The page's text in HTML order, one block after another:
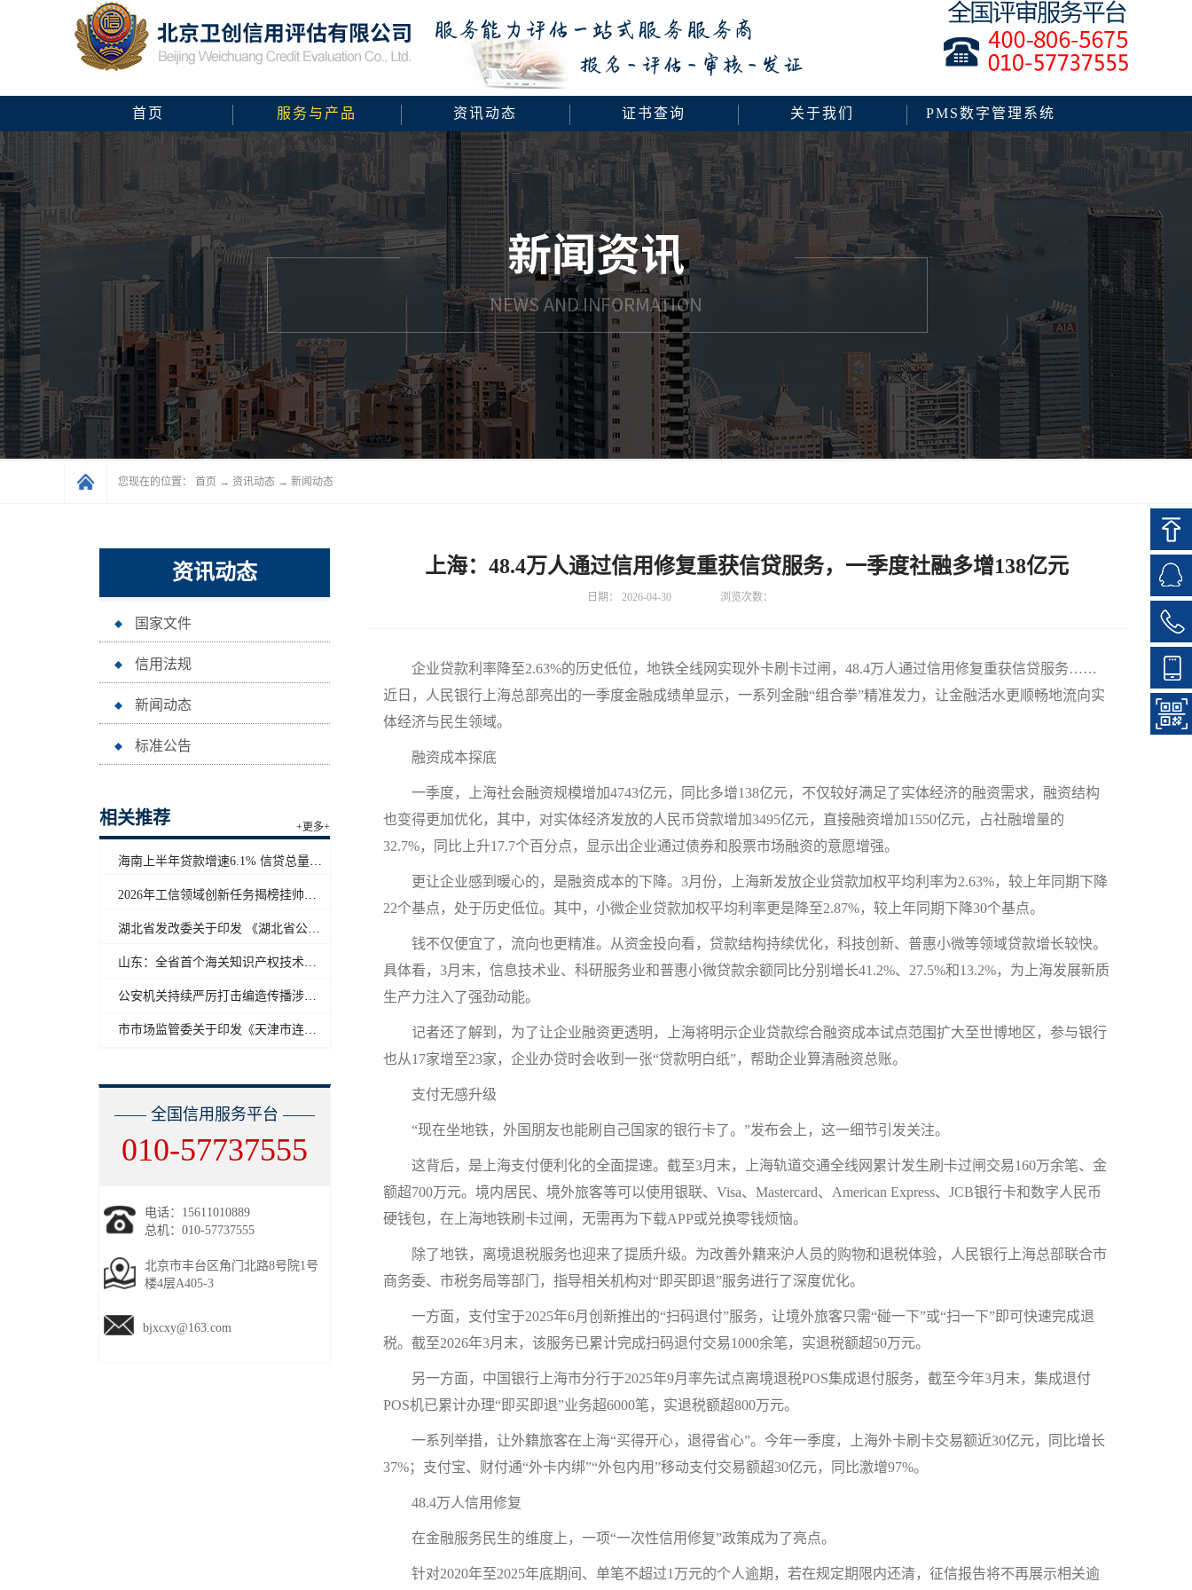
首页 服务与产品 资讯动态 证书查询 关于我们 PMS数字管理系统
您现在的位置： 首页 → 资讯动态 → 新闻动态
资讯动态
国家文件
信用法规
新闻动态
标准公告
相关推荐 +更多+
海南上半年贷款增速6.1% 信贷总量保持合理平稳增长
2026年工信领域创新任务揭榜挂帅工作启动
湖北省发改委关于印发 《湖北省公共信用信息目录（2026年版）》的通知
山东：全省首个海关知识产权技术调查官制度落地济南自贸片区
公安机关持续严厉打击编造传播涉汛涉灾网络谣言
市市场监管委关于印发《天津市连锁企业食品经营许可“先证后核”信用承诺审批实施办法》的通知
—— 全国信用服务平台 ——
010-57737555
电话：15611010889
总机：010-57737555
北京市丰台区角门北路8号院1号
楼4层A405-3
bjxcxy@163.com
上海：48.4万人通过信用修复重获信贷服务，一季度社融多增138亿元
日期： 2026-04-30 浏览次数：
企业贷款利率降至2.63%的历史低位，地铁全线网实现外卡刷卡过闸，48.4万人通过信用修复重获信贷服务……
近日，人民银行上海总部亮出的一季度金融成绩单显示，一系列金融“组合拳”精准发力，让金融活水更顺畅地流向实
体经济与民生领域。
融资成本探底
一季度，上海社会融资规模增加4743亿元，同比多增138亿元，不仅较好满足了实体经济的融资需求，融资结构
也变得更加优化，其中，对实体经济发放的人民币贷款增加3495亿元，直接融资增加1550亿元，占社融增量的
32.7%，同比上升17.7个百分点，显示出企业通过债券和股票市场融资的意愿增强。
更让企业感到暖心的，是融资成本的下降。3月份，上海新发放企业贷款加权平均利率为2.63%，较上年同期下降
22个基点，处于历史低位。其中，小微企业贷款加权平均利率更是降至2.87%，较上年同期下降30个基点。
钱不仅便宜了，流向也更精准。从资金投向看，贷款结构持续优化，科技创新、普惠小微等领域贷款增长较快。
具体看，3月末，信息技术业、科研服务业和普惠小微贷款余额同比分别增长41.2%、27.5%和13.2%，为上海发展新质
生产力注入了强劲动能。
记者还了解到，为了让企业融资更透明，上海将明示企业贷款综合融资成本试点范围扩大至世博地区，参与银行
也从17家增至23家，企业办贷时会收到一张“贷款明白纸”，帮助企业算清融资总账。
支付无感升级
“现在坐地铁，外国朋友也能刷自己国家的银行卡了。”发布会上，这一细节引发关注。
这背后，是上海支付便利化的全面提速。截至3月末，上海轨道交通全线网累计发生刷卡过闸交易160万余笔、金
额超700万元。境内居民、境外旅客等可以使用银联、Visa、Mastercard、American Express、JCB银行卡和数字人民币
硬钱包，在上海地铁刷卡过闸，无需再为下载APP或兑换零钱烦恼。
除了地铁，离境退税服务也迎来了提质升级。为改善外籍来沪人员的购物和退税体验，人民银行上海总部联合市
商务委、市税务局等部门，指导相关机构对“即买即退”服务进行了深度优化。
一方面，支付宝于2025年6月创新推出的“扫码退付”服务，让境外旅客只需“碰一下”或“扫一下”即可快速完成退
税。截至2026年3月末，该服务已累计完成扫码退付交易1000余笔，实退税额超50万元。
另一方面，中国银行上海市分行于2025年9月率先试点离境退税POS集成退付服务，截至今年3月末，集成退付
POS机已累计办理“即买即退”业务超6000笔，实退税额超800万元。
一系列举措，让外籍旅客在上海“买得开心，退得省心”。今年一季度，上海外卡刷卡交易额近30亿元，同比增长
37%；支付宝、财付通“外卡内绑”“外包内用”移动支付交易额超30亿元，同比激增97%。
48.4万人信用修复
在金融服务民生的维度上，一项“一次性信用修复”政策成为了亮点。
针对2020年至2025年底期间、单笔不超过1万元的个人逾期，若在规定期限内还清，征信报告将不再展示相关逾